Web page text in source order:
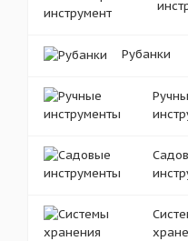
Рубанки